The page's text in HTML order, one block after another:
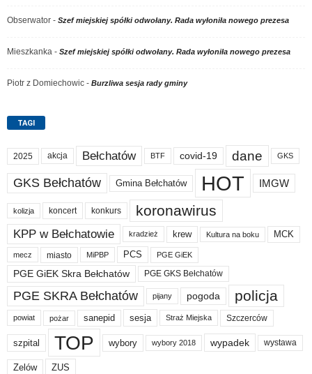
Obserwator - Szef miejskiej spółki odwołany. Rada wyłoniła nowego prezesa
Mieszkanka - Szef miejskiej spółki odwołany. Rada wyłoniła nowego prezesa
Piotr z Domiechowic - Burzliwa sesja rady gminy
TAGI
2025 akcja Bełchatów BTF covid-19 dane GKS
GKS Bełchatów Gmina Bełchatów HOT IMGW
kolizja koncert konkurs koronawirus
KPP w Bełchatowie kradzież krew Kultura na boku MCK
mecz miasto MiPBP PCS PGE GiEK
PGE GiEK Skra Bełchatów PGE GKS Bełchatów
PGE SKRA Bełchatów pijany pogoda policja
powiat pożar sanepid sesja Straż Miejska Szczerców
szpital TOP wybory wybory 2018 wypadek wystawa
Zelów ZUS